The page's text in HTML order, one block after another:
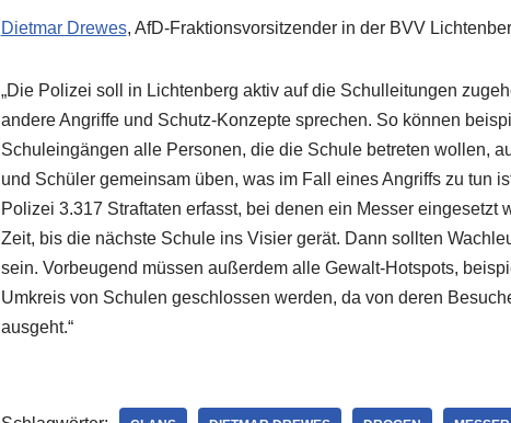
Dietmar Drewes, AfD-Fraktionsvorsitzender in der BVV
„Die Polizei soll in Lichtenberg aktiv auf die Schulleitungen
andere Angriffe und Schutz-Konzepte sprechen. So können
Schuleingängen alle Personen, die die Schule betreten wollen,
und Schüler gemeinsam üben, was im Fall eines Angriffs zu tun
Polizei 3.317 Straftaten erfasst, bei denen ein Messer eingesetzt
Zeit, bis die nächste Schule ins Visier gerät. Dann sollten
sein. Vorbeugend müssen außerdem alle Gewalt-Hotspots,
Umkreis von Schulen geschlossen werden, da von deren
ausgeht.“